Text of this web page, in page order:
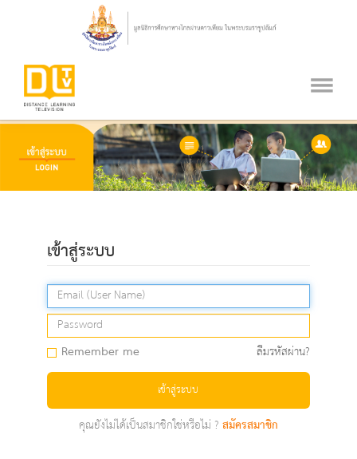
เข้าสู่ระบบ
Remember me ลืมรหัสผ่าน?
เข้าสู่ระบบ
คุณยังไม่ได้เป็นสมาชิกใช่หรือไม่ ?สมัครสมาชิก